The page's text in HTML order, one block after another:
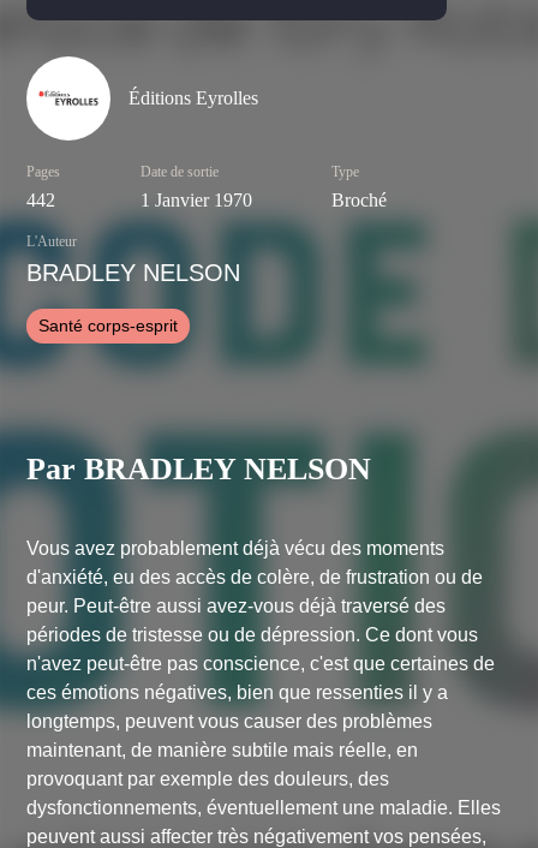
Éditions Eyrolles
Pages
442
Date de sortie
1 Janvier 1970
Type
Broché
L'Auteur
BRADLEY NELSON
Santé corps-esprit
Par BRADLEY NELSON
Vous avez probablement déjà vécu des moments
d'anxiété, eu des accès de colère, de frustration ou de
peur. Peut-être aussi avez-vous déjà traversé des
périodes de tristesse ou de dépression. Ce dont vous
n'avez peut-être pas conscience, c'est que certaines de
ces émotions négatives, bien que ressenties il y a
longtemps, peuvent vous causer des problèmes
maintenant, de manière subtile mais réelle, en
provoquant par exemple des douleurs, des
dysfonctionnements, éventuellement une maladie. Elles
peuvent aussi affecter très négativement vos pensées,